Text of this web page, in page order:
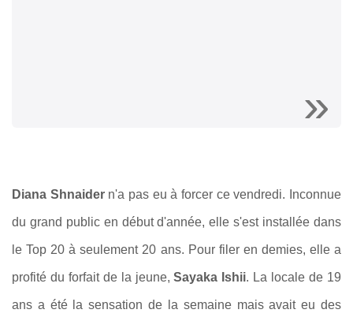
Diana Shnaider n'a pas eu à forcer ce vendredi. Inconnue
du grand public en début d'année, elle s'est installée dans
le Top 20 à seulement 20 ans. Pour filer en demies, elle a
profité du forfait de la jeune, Sayaka Ishii. La locale de 19
ans a été la sensation de la semaine mais avait eu des